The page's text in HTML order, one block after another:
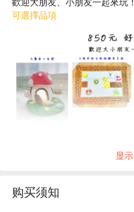
可選擇品項
显
购买须知